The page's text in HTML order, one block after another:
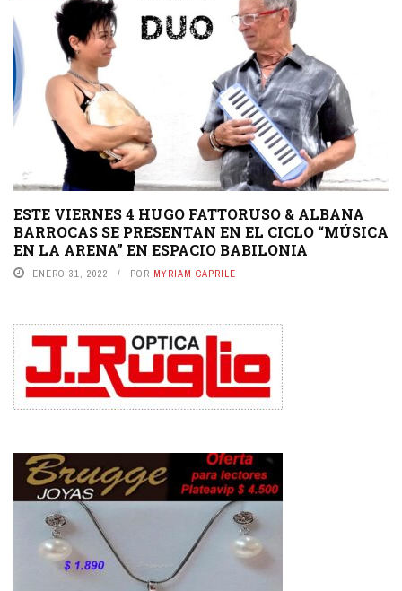
ESTE VIERNES 4 HUGO FATTORUSO & ALBANA
BARROCAS SE PRESENTAN EN EL CICLO “MÚSICA
EN LA ARENA” EN ESPACIO BABILONIA
ENERO 31, 2022 POR MYRIAM CAPRILE